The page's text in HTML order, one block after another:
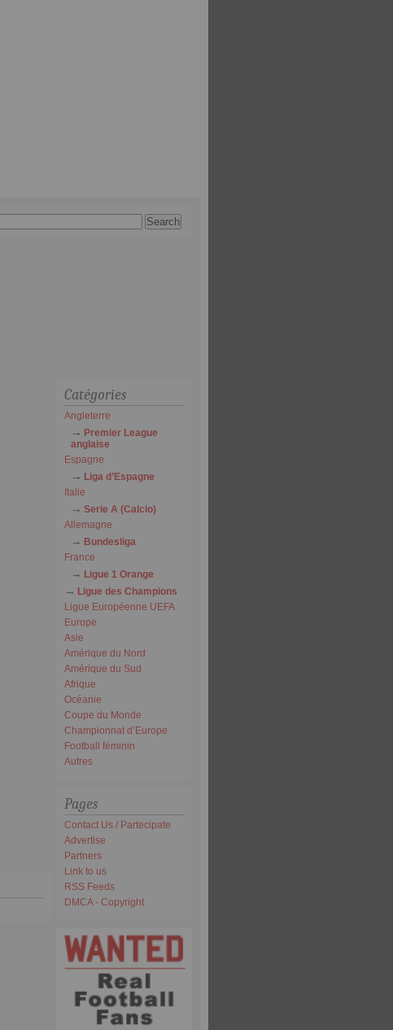
Catégories
Angleterre
Premier League
anglaise
Espagne
Liga d’Espagne
Italie
Serie A (Calcio)
Allemagne
Bundesliga
France
Ligue 1 Orange
Ligue des Champions
Ligue Européenne UEFA
Europe
Asie
Amérique du Nord
Amérique du Sud
Afrique
Océanie
Coupe du Monde
Championnat d’Europe
Football féminin
Autres
Pages
Contact Us / Partecipate
Advertise
Partners
Link to us
RSS Feeds
DMCA - Copyright